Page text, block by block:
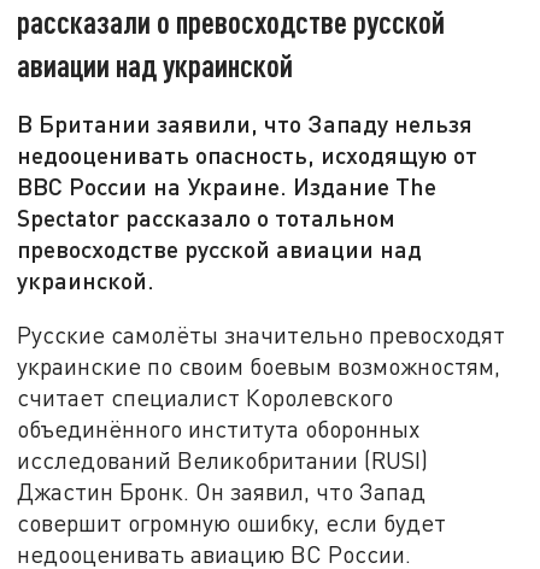
рассказали о превосходстве русской
авиации над украинской
В Британии заявили, что Западу нельзя
недооценивать опасность, исходящую от
ВВС России на Украине. Издание The
Spectator рассказало о тотальном
превосходстве русской авиации над
украинской.
Русские самолёты значительно превосходят
украинские по своим боевым возможностям,
считает специалист Королевского
объединённого института оборонных
исследований Великобритании (RUSI)
Джастин Бронк. Он заявил, что Запад
совершит огромную ошибку, если будет
недооценивать авиацию ВС России.